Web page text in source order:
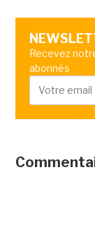
Recevez
abonnés